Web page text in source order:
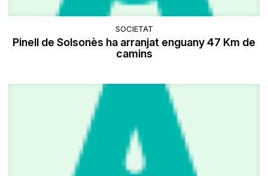
SOCIETAT
Pinell de Solsonès ha arranjat enguany 47 Km de
camins